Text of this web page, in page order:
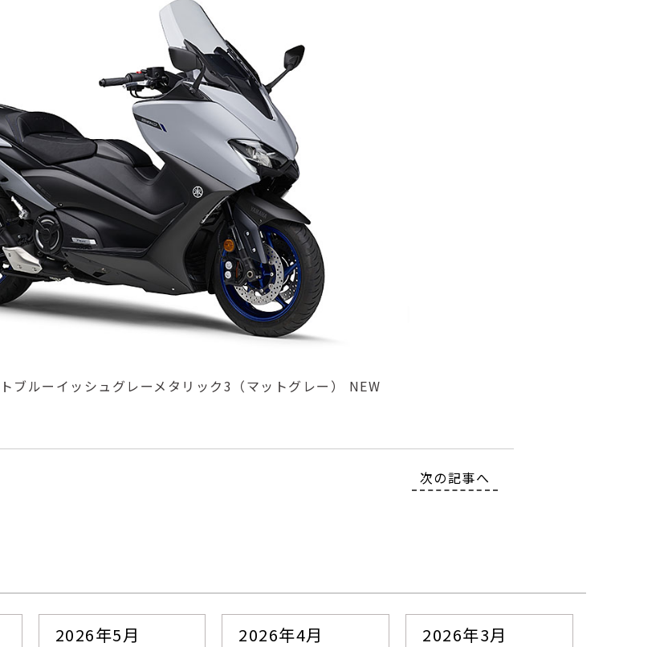
ルーイッシュグレーメタリック3（マットグレー） NEW
次の記事へ
2026年5月 2026年4月 2026年3月